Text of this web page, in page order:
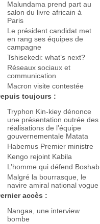
Malundama prend part au
salon du livre africain à
Paris
Le président candidat met
en rang ses équipes de
campagne
Tshisekedi: what’s next?
Réseaux sociaux et
communication
Macron visite contestée
toujours :
Tryphon Kin-kiey dénonce
une présentation outrée des
réalisations de l’équipe
gouvernementale Matata
Habemus Premier ministre
Kengo rejoint Kabila
L’homme qui défend Boshab
Malgré la bourrasque, le
navire amiral national vogue
accès :
Nangaa, une interview
bombe